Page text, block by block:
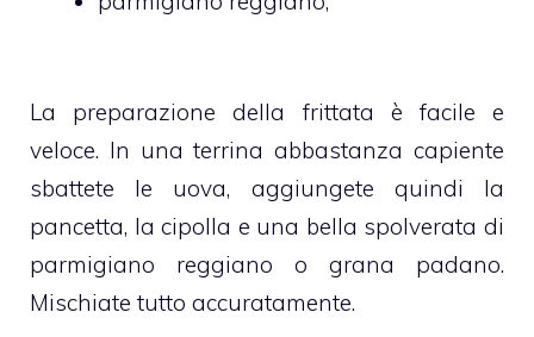
La preparazione della frittata è facile e
veloce. In una terrina abbastanza capiente
sbattete le uova, aggiungete quindi la
pancetta, la cipolla e una bella spolverata di
parmigiano reggiano o grana padano.
Mischiate tutto accuratamente.